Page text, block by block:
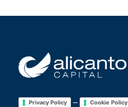
Privacy Policy – Cookie Policy